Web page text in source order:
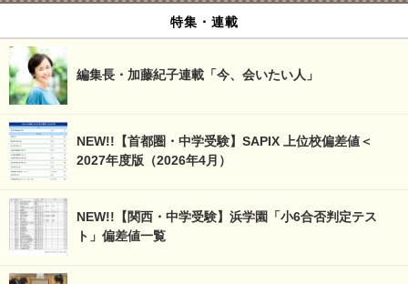
特集・連載
編集長・加藤紀子連載「今、会いたい人」
NEW!!【首都圏・中学受験】SAPIX 上位校偏差値＜
2027年度版（2026年4月）
NEW!!【関西・中学受験】浜学園「小6合否判定テス
ト」偏差値一覧